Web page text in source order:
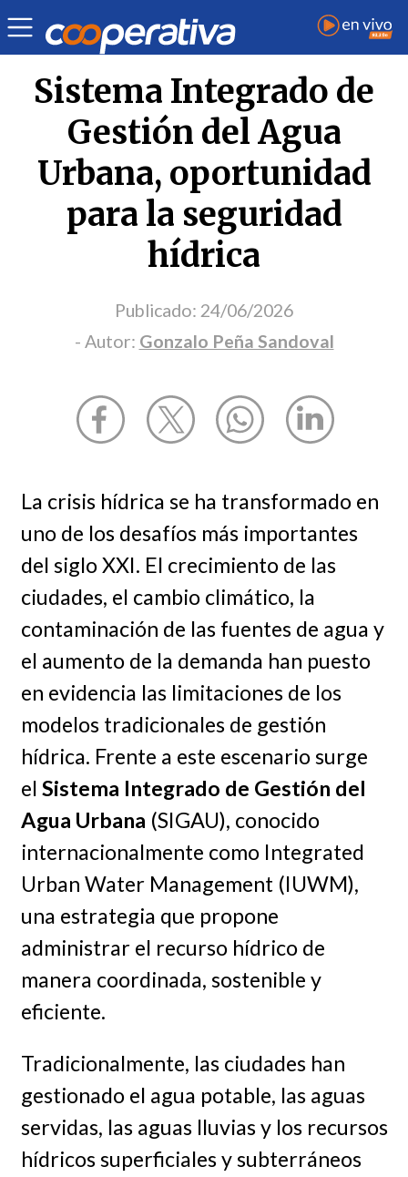
Opinión | Gonzalo Peña Sandoval
Sistema Integrado de
Gestión del Agua
Urbana, oportunidad
para la seguridad
hídrica
Publicado: 24/06/2026
- Autor: Gonzalo Peña Sandoval
La crisis hídrica se ha transformado en
uno de los desafíos más importantes
del siglo XXI. El crecimiento de las
ciudades, el cambio climático, la
contaminación de las fuentes de agua y
el aumento de la demanda han puesto
en evidencia las limitaciones de los
modelos tradicionales de gestión
hídrica. Frente a este escenario surge
el Sistema Integrado de Gestión del
Agua Urbana (SIGAU), conocido
internacionalmente como Integrated
Urban Water Management (IUWM),
una estrategia que propone
administrar el recurso hídrico de
manera coordinada, sostenible y
eficiente.
Tradicionalmente, las ciudades han
gestionado el agua potable, las aguas
servidas, las aguas lluvias y los recursos
hídricos superficiales y subterráneos